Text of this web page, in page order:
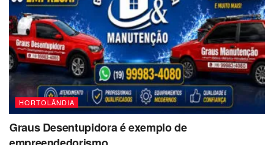
HORTOLÂNDIA
Graus Desentupidora é exemplo de